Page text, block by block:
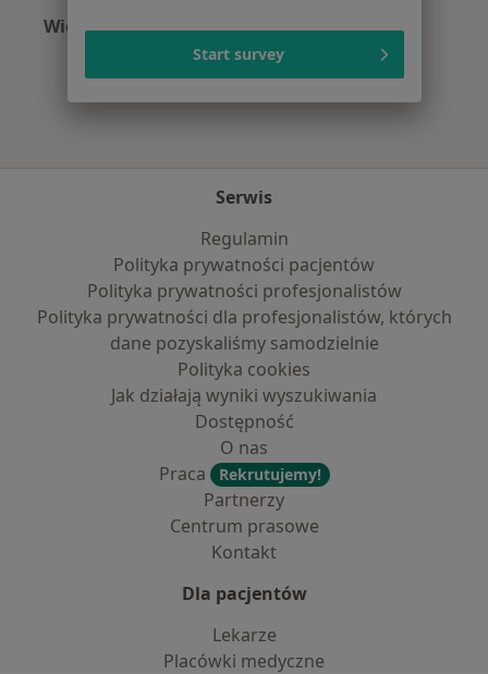
Więcej (6)
Więcej w kategorii: Najpopularniejsze
Serwis
Regulamin
Polityka prywatności pacjentów
Polityka prywatności profesjonalistów
Polityka prywatności dla profesjonalistów, których
dane pozyskaliśmy samodzielnie
Polityka cookies
Jak działają wyniki wyszukiwania
Dostępność
O nas
Praca
Rekrutujemy!
Partnerzy
Centrum prasowe
Kontakt
Dla pacjentów
Lekarze
Placówki medyczne
Start survey